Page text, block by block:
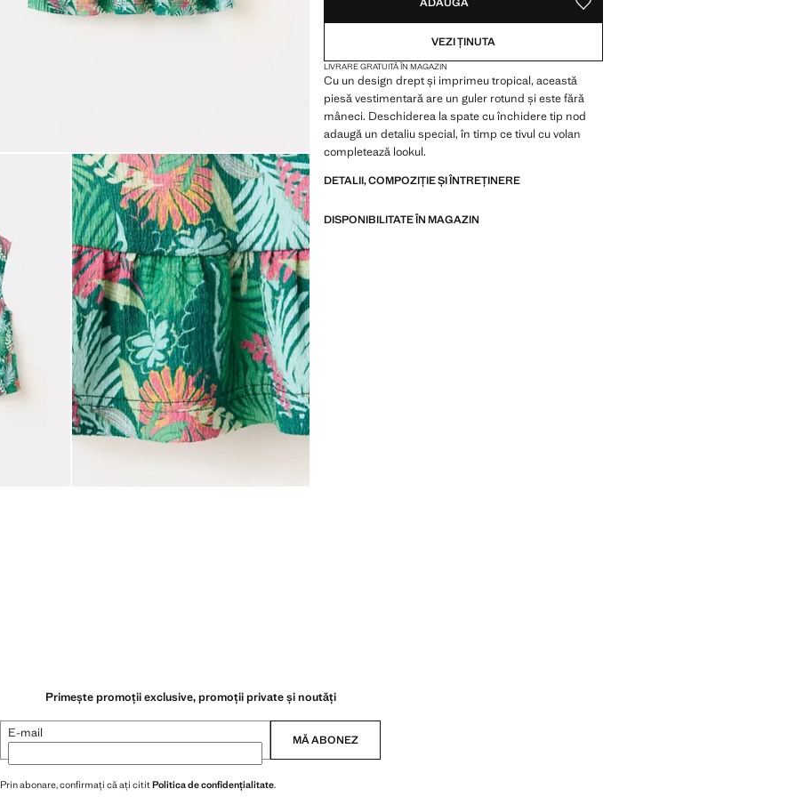
SALVEAZĂ CA PREFERAT
VEZI ȚINUTA
LIVRARE GRATUITĂ ÎN MAGAZIN
Cu un design drept și imprimeu tropical, această
piesă vestimentară are un guler rotund și este fără
mâneci. Deschiderea la spate cu închidere tip nod
adaugă un detaliu special, în timp ce tivul cu volan
completează lookul.
DETALII, COMPOZIȚIE ȘI ÎNTREȚINERE
DISPONIBILITATE ÎN MAGAZIN
Primește promoții exclusive, promoții private și noutăți
E-mail MĂ ABONEZ
Prin abonare, confirmați că ați cititPolitica de confidențialitate.